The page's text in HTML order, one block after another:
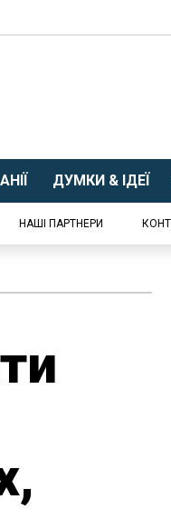
ДУМКИ & ІДЕЇ
НАШІ ПАРТНЕРИ